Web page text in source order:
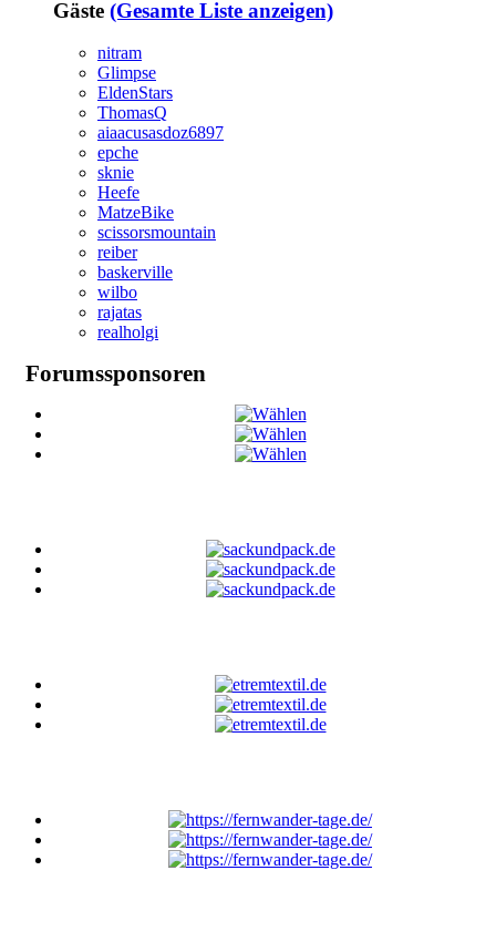
Gäste (Gesamte Liste anzeigen)
nitram
Glimpse
EldenStars
ThomasQ
aiaacusasdoz6897
epche
sknie
Heefe
MatzeBike
scissorsmountain
reiber
baskerville
wilbo
rajatas
realholgi
Forumssponsoren